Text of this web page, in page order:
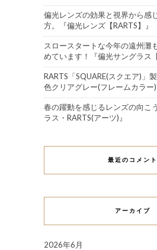
偏光レンズの効果と視界から感
方。『偏光レンズ【RARTS】』
スロースタートな今年の遠州灘
めています！『偏光サングラス【
RARTS「SQUARE(スクエア)
色クリアグレー(フレームカラー)
春の躍動を感じるレンズの向こ
ラス・RARTS(アーツ)』
最近のコメント
アーカイブ
2026年6月